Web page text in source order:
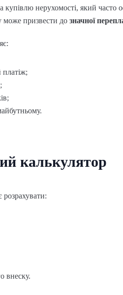
нерухомості, який часто
може призвести до значної
калькулятор
внеску.